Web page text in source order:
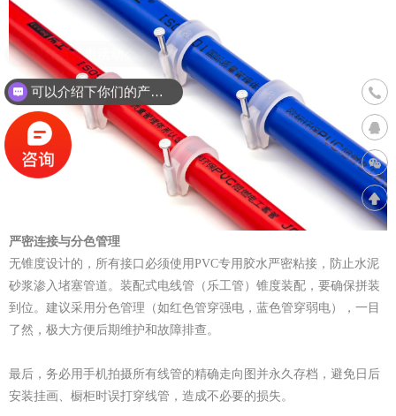
严密连接与分色管理
无锥度设计的， 所有接口必须使用PVC专用胶水严密粘接，防止水泥
砂浆渗入堵塞管道。 装配式电线管（乐工管）锥度装配，要确保拼装
到位。建议采用分色管理（如红色管穿强电，蓝色管穿弱电），一目
了然，极大方便后期维护和故障排查。
最后，务必用手机拍摄所有线管的精确走向图并永久存档，避免日后
安装挂画、橱柜时误打穿线管，造成不必要的损失。
联
可以介绍下你们的产品么？